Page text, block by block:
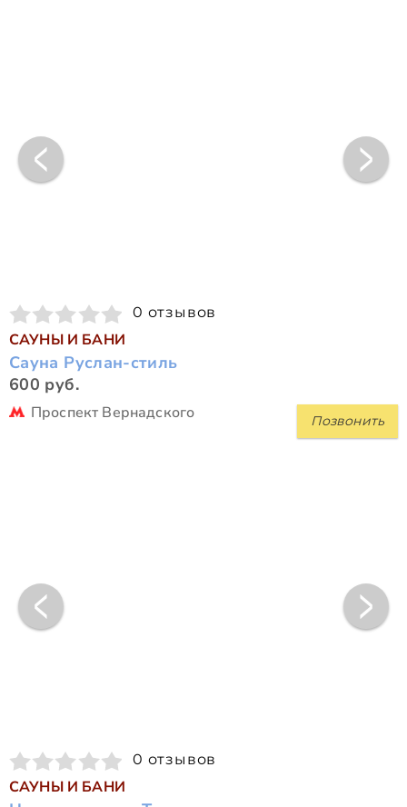
0 отзывов
САУНЫ И БАНИ
Сауна Руслан-стиль
600 руб.
Позвонить
Проспект Вернадского
0 отзывов
САУНЫ И БАНИ